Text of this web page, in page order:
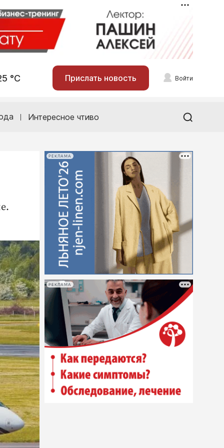
°С Прислать новость Войти
Интересное чтиво
РЕКЛАМА
РЕКЛАМА